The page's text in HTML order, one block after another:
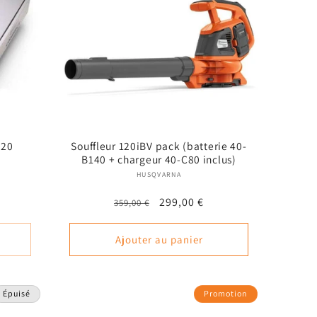
Souffleur 120iBV pack (batterie 40-
B140 + chargeur 40-C80 inclus)
Fournisseur :
HUSQVARNA
Prix
359,00 €
Prix
299,00 €
Ajouter au panier
Épuisé Promotion